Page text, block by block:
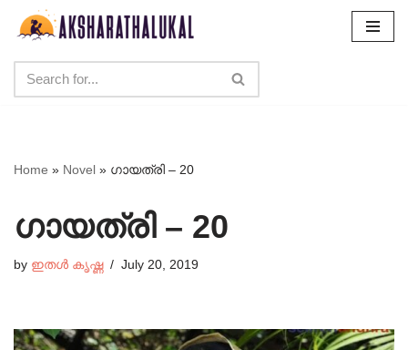
content
Home » Novel » ഗായത്രി – 20
ഗായത്രി – 20
by ഇതൾ കൃഷ്ണ July 20, 2019